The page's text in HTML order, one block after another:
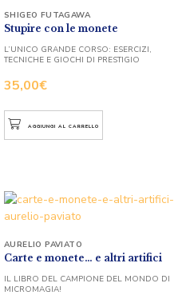
Stupire con le monete
35,00€
SHIGEO FUTAGAWA
L’UNICO GRANDE CORSO: ESERCIZI,
TECNICHE E GIOCHI DI PRESTIGIO
AGGIUNGI AL CARRELLO
Carte e monete… e altri artifici
AURELIO PAVIATO
IL LIBRO DEL CAMPIONE DEL MONDO DI
MICROMAGIA!